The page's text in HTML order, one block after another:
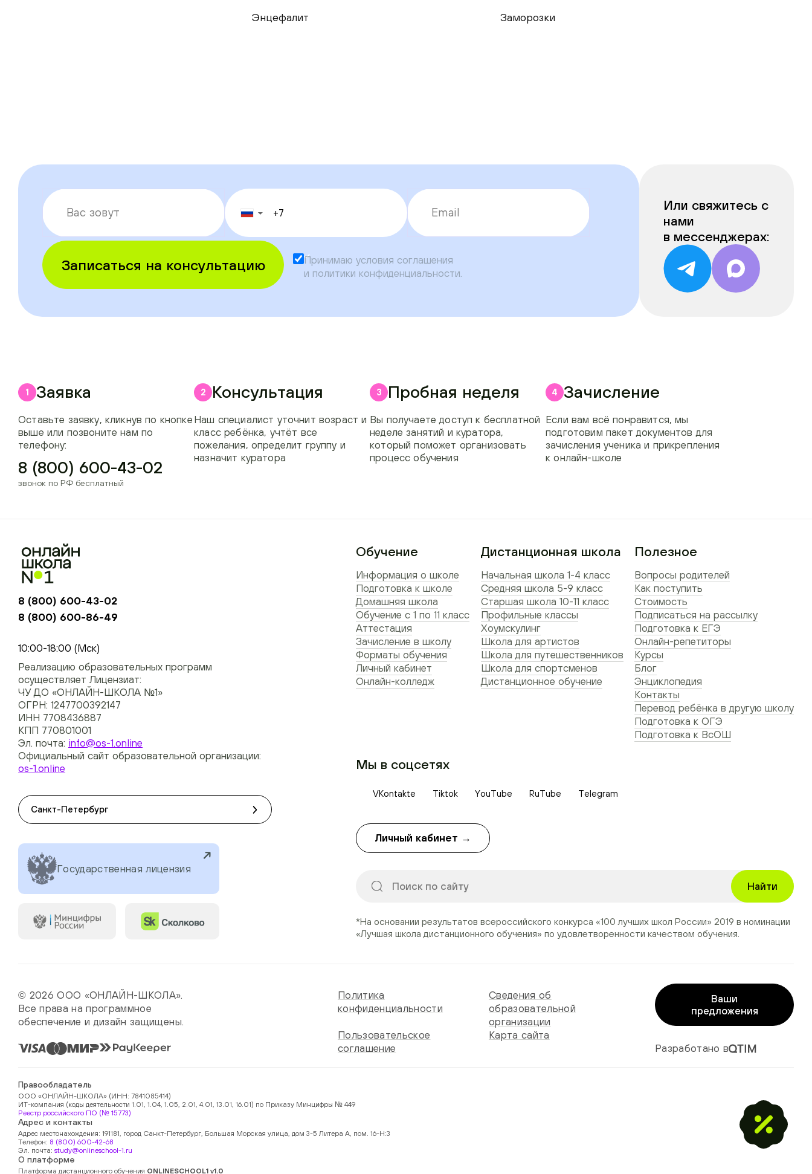
Энцефалит
Заморозки
▼
Записаться на консультацию Принимаю условия соглашения
и политики конфиденциальности
Или свяжитесь с
нами
в мессенджерах:
1 Заявка
Оставьте заявку, кликнув по кнопке
выше или позвоните нам по
телефону:
8 (800) 600-43-02
звонок по РФ бесплатный
2 Консультация
Наш специалист уточнит возраст и
класс ребёнка, учтёт все
пожелания, определит группу и
назначит куратора
3 Пробная неделя
Вы получаете доступ к бесплатной
неделе занятий и куратора,
который поможет организовать
процесс обучения
4 Зачисление
Если вам всё понравится, мы
подготовим пакет документов для
зачисления ученика и прикрепления
к онлайн-школе
8 (800) 600-43-02
8 (800) 600-86-49
10:00-18:00 (Мск)
Реализацию образовательных программ
осуществляет Лицензиат:
ЧУ ДО «ОНЛАЙН-ШКОЛА №1»
ОГРН: 1247700392147
ИНН 7708436887
КПП 770801001
Эл. почта: info@os-1.online
Официальный сайт образовательной организации:
os-1.online
Санкт-Петербург
Государственная лицензия
Обучение
Информация о школе
Подготовка к школе
Домашняя школа
Обучение с 1 по 11 класс
Аттестация
Зачисление в школу
Форматы обучения
Личный кабинет
Онлайн-колледж
Полезное
Вопросы родителей
Как поступить
Стоимость
Подписаться на рассылку
Подготовка к ЕГЭ
Онлайн-репетиторы
Курсы
Блог
Энциклопедия
Контакты
Перевод ребёнка в другую школу
Подготовка к ОГЭ
Подготовка к ВсОШ
Дистанционная школа
Начальная школа 1-4 класс
Средняя школа 5-9 класс
Старшая школа 10-11 класс
Профильные классы
Хоумскулинг
Школа для артистов
Школа для путешественников
Школа для спортсменов
Дистанционное обучение
Мы в соцсетях
VKontakte Tiktok YouTube RuTube Telegram
Личный кабинет →
Найти
*На основании результатов всероссийского конкурса «100 лучших школ России» 2019 в номинации
«Лучшая школа дистанционного обучения» по удовлетворенности качеством обучения.
© 2026 ООО «ОНЛАЙН-ШКОЛА».
Все права на программное
обеспечение и дизайн защищены.
Политика
конфиденциальности
Сведения об
образовательной
организации
Пользовательское
соглашение
Карта сайта
Ваши
предложения
Разработано в
Правообладатель
ООО «ОНЛАЙН-ШКОЛА» (ИНН: 7841085414)
ИТ-компания (коды деятельности 1.01, 1.04, 1.05, 2.01, 4.01, 13.01, 16.01) по Приказу Минцифры № 449
Реестр российского ПО (№ 15773)
Адрес и контакты
Адрес местонахождения: 191181, город Санкт-Петербург, Большая Морская улица, дом 3-5 Литера А, пом. 16-Н:3
Телефон: 8 (800) 600-42-68
Эл. почта: study@onlineschool-1.ru
О платформе
Платформа дистанционного обучения ONLINESCHOOL1 v1.0